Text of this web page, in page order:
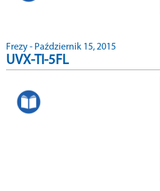
Frezy - Październik 15, 2015
UVX-TI-5FL